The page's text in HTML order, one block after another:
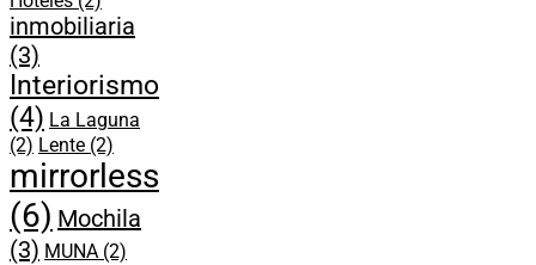
inmobiliaria
(3)
Interiorismo
(4) La Laguna
(2) Lente (2)
mirrorless
(6) Mochila
(3) MUNA (2)